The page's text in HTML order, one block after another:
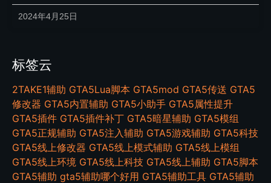
2024年4月25日
标签云
2TAKE1辅助 GTA5Lua脚本 GTA5mod GTA5传送 GTA5
修改器 GTA5内置辅助 GTA5小助手 GTA5属性提升
GTA5插件 GTA5插件补丁 GTA5暗星辅助 GTA5模组
GTA5正规辅助 GTA5注入辅助 GTA5游戏辅助 GTA5科技
GTA5线上修改器 GTA5线上模式辅助 GTA5线上模组
GTA5线上环境 GTA5线上科技 GTA5线上辅助 GTA5脚本
GTA5辅助 gta5辅助哪个好用 GTA5辅助工具 GTA5辅助